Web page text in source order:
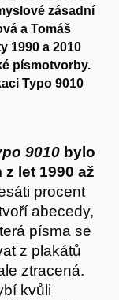
zásadní
a Tomáš
1990 a 2010
písmotvorby.
Typo 9010
9010 bylo
let 1990 až
procent
abecedy,
písma se
z plakátů
ztracená.
kvůli